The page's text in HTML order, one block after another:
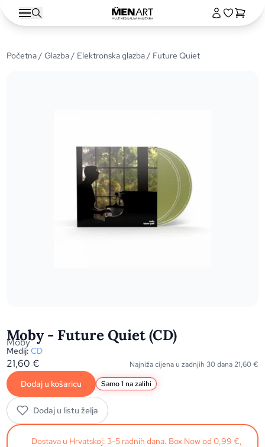
Početna/Glazba/ Elektronska glazba/ Future Quiet
Moby - Future Quiet (CD)
Moby
Medij: CD
21,60€ Najniža cijena u zadnjih 30 dana 21,60€
Dodaj u košaricu Samo 1 na zalihi
Dodaj u listu želja
Dostava u Hrvatskoj: 3-5 radnih dana. Box Now od 0,99 €,